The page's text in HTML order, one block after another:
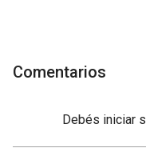
Comentarios
Debés iniciar